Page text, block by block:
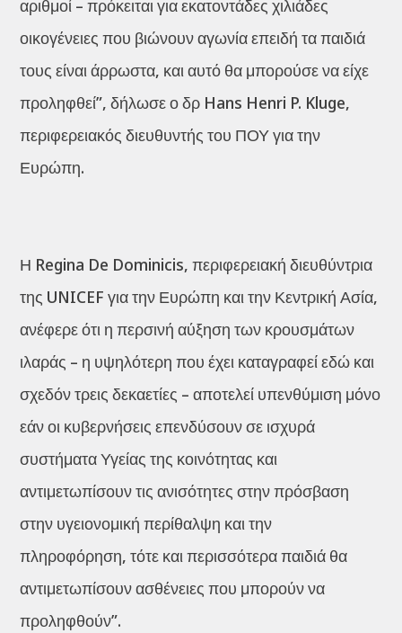
αριθμοί – πρόκειται για εκατοντάδες χιλιάδες
οικογένειες που βιώνουν αγωνία επειδή τα παιδιά
τους είναι άρρωστα, και αυτό θα μπορούσε να είχε
προληφθεί”, δήλωσε ο δρ Hans Henri P. Kluge,
περιφερειακός διευθυντής του ΠΟΥ για την
Ευρώπη.
Η Regina De Dominicis, περιφερειακή διευθύντρια
της UNICEF για την Ευρώπη και την Κεντρική Ασία,
ανέφερε ότι η περσινή αύξηση των κρουσμάτων
ιλαράς – η υψηλότερη που έχει καταγραφεί εδώ και
σχεδόν τρεις δεκαετίες – αποτελεί υπενθύμιση μόνο
εάν οι κυβερνήσεις επενδύσουν σε ισχυρά
συστήματα Υγείας της κοινότητας και
αντιμετωπίσουν τις ανισότητες στην πρόσβαση
στην υγειονομική περίθαλψη και την
πληροφόρηση, τότε και περισσότερα παιδιά θα
αντιμετωπίσουν ασθένειες που μπορούν να
προληφθούν”.